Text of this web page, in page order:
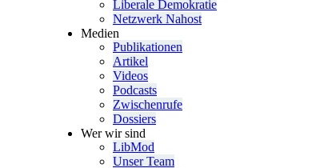
Liberale Demokratie
Netzwerk Nahost
Medien
Publi­ka­tionen
Artikel
Videos
Podcasts
Zwischenrufe
Dossiers
Wer wir sind
LibMod
Unser Team